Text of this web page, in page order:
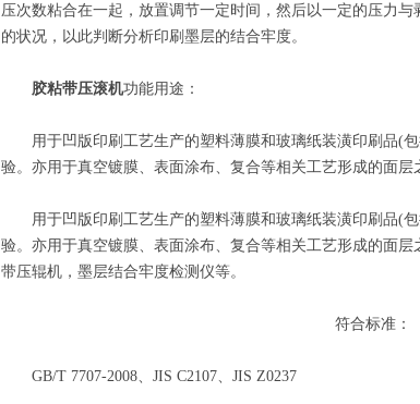
压次数粘合在一起，放置调节一定时间，然后以一定的压力
的状况，以此判断分析印刷墨层的结合牢度。
胶粘带压滚机功能用途：
用于凹版印刷工艺生产的塑料薄膜和玻璃纸装潢印刷品(包
验。亦用于真空镀膜、表面涂布、复合等相关工艺形成的面层
用于凹版印刷工艺生产的塑料薄膜和玻璃纸装潢印刷品(包
验。亦用于真空镀膜、表面涂布、复合等相关工艺形成的面
带压辊机，墨层结合牢度检测仪等。
符合标准：
GB/T 7707-2008、JIS C2107、JIS Z0237